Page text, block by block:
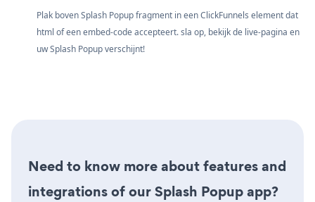
Plak boven Splash Popup fragment in een ClickFunnels element dat
html of een embed-code accepteert. sla op, bekijk de live-pagina en
uw Splash Popup verschijnt!
Need to know more about features and
integrations of our Splash Popup app?